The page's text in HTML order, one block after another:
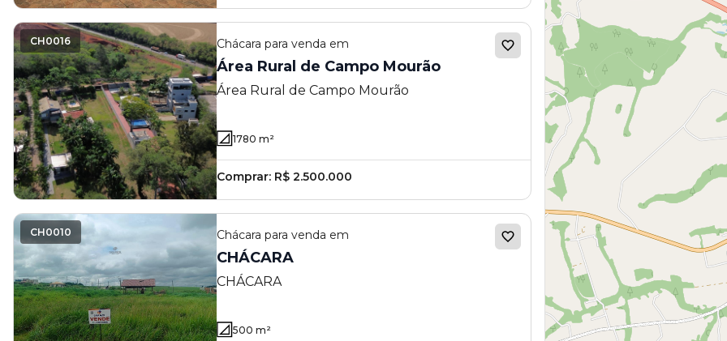
CH0016 Chácara para venda em
Área Rural de Campo Mourão
Área Rural de Campo Mourão
1780 m²
Comprar: R$ 2.500.000
CH0010 Chácara para venda em
CHÁCARA
CHÁCARA
500 m²